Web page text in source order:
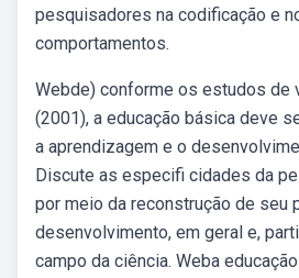
pesquisadores na codificação e
comportamentos.
Webde) conforme os estudos de
(2001), a educação básica deve
a aprendizagem e o
Discute as especifi cidades da
por meio da reconstrução de seu
desenvolvimento, em geral e,
campo da ciência. Weba